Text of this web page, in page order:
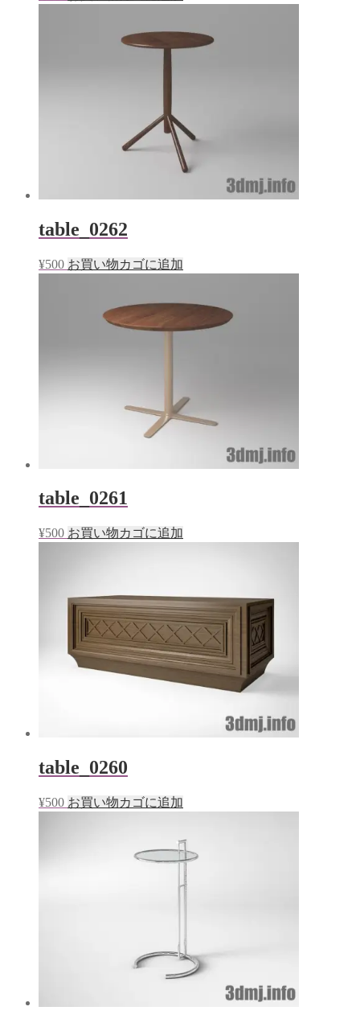
table_0262
¥500 お買い物カゴに追加
table_0261
¥500 お買い物カゴに追加
table_0260
¥500 お買い物カゴに追加